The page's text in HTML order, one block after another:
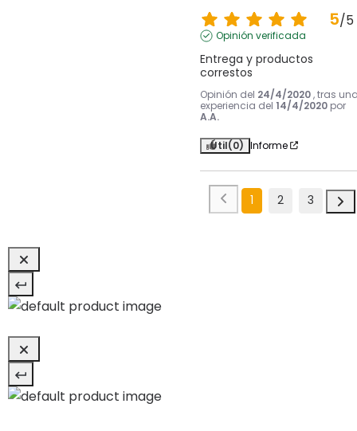
5/5
Opinión verificada
Entrega y productos
correstos
Opinión del 24/4/2020 , tras
experiencia del 14/4/2020 por
A.A.
Útil(0) Informe
1 2 3